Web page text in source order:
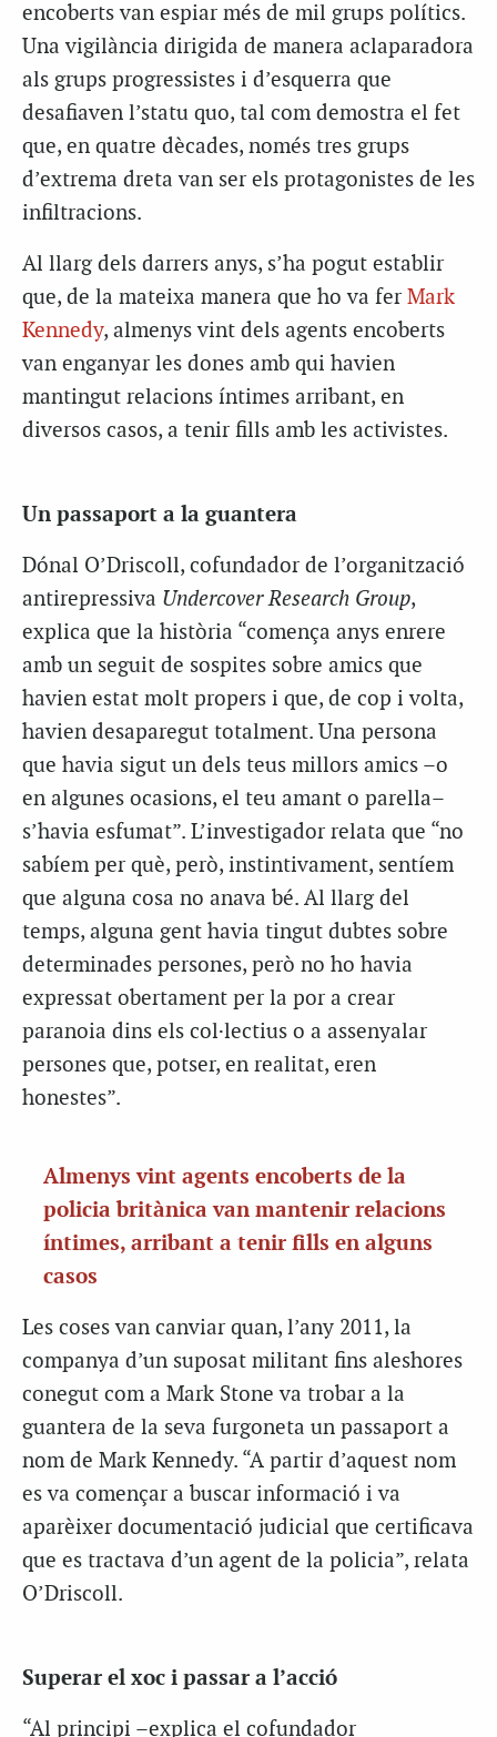
encoberts van espiar més de mil grups polítics.
Una vigilància dirigida de manera aclaparadora
als grups progressistes i d’esquerra que
desafiaven l’statu quo, tal com demostra el fet
que, en quatre dècades, només tres grups
d’extrema dreta van ser els protagonistes de les
infiltracions.
Al llarg dels darrers anys, s’ha pogut establir
que, de la mateixa manera que ho va fer Mark
Kennedy, almenys vint dels agents encoberts
van enganyar les dones amb qui havien
mantingut relacions íntimes arribant, en
diversos casos, a tenir fills amb les activistes.
Un passaport a la guantera
Dónal O’Driscoll, cofundador de l’organització
antirepressiva Undercover Research Group,
explica que la història “comença anys enrere
amb un seguit de sospites sobre amics que
havien estat molt propers i que, de cop i volta,
havien desaparegut totalment. Una persona
que havia sigut un dels teus millors amics –o
en algunes ocasions, el teu amant o parella–
s’havia esfumat”. L’investigador relata que “no
sabíem per què, però, instintivament, sentíem
que alguna cosa no anava bé. Al llarg del
temps, alguna gent havia tingut dubtes sobre
determinades persones, però no ho havia
expressat obertament per la por a crear
paranoia dins els col·lectius o a assenyalar
persones que, potser, en realitat, eren
honestes”.
Almenys vint agents encoberts de la
policia britànica van mantenir relacions
íntimes, arribant a tenir fills en alguns
casos
Les coses van canviar quan, l’any 2011, la
companya d’un suposat militant fins aleshores
conegut com a Mark Stone va trobar a la
guantera de la seva furgoneta un passaport a
nom de Mark Kennedy. “A partir d’aquest nom
es va començar a buscar informació i va
aparèixer documentació judicial que certificava
que es tractava d’un agent de la policia”, relata
O’Driscoll.
Superar el xoc i passar a l’acció
“Al principi –explica el cofundador